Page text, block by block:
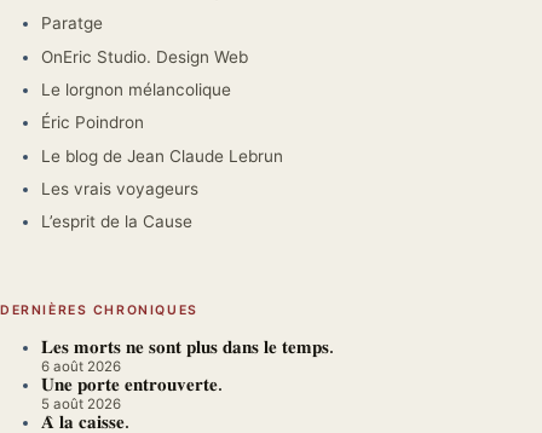
Paratge
OnEric Studio. Design Web
Le lorgnon mélancolique
Éric Poindron
Le blog de Jean Claude Lebrun
Les vrais voyageurs
L’esprit de la Cause
DERNIÈRES CHRONIQUES
𝐋𝐞𝐬 𝐦𝐨𝐫𝐭𝐬 𝐧𝐞 𝐬𝐨𝐧𝐭 𝐩𝐥𝐮𝐬 𝐝𝐚𝐧𝐬 𝐥𝐞 𝐭𝐞𝐦𝐩𝐬.
6 août 2026
𝐔𝐧𝐞 𝐩𝐨𝐫𝐭𝐞 𝐞𝐧𝐭𝐫𝐨𝐮𝐯𝐞𝐫𝐭𝐞.
5 août 2026
𝐀̀ 𝐥𝐚 𝐜𝐚𝐢𝐬𝐬𝐞.